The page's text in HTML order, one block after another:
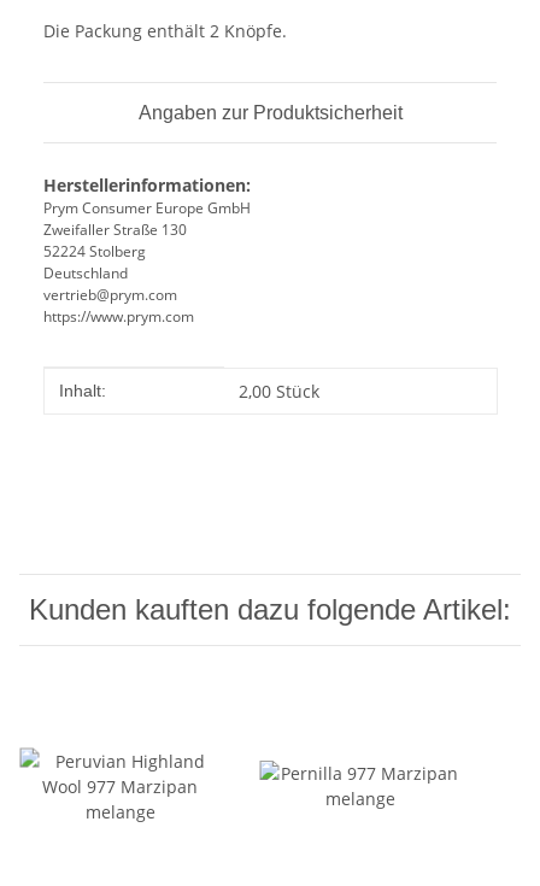
Die Packung enthält 2 Knöpfe.
Angaben zur Produktsicherheit
Herstellerinformationen:
Prym Consumer Europe GmbH
Zweifaller Straße 130
52224 Stolberg
Deutschland
vertrieb@prym.com
https://www.prym.com
Produkteigenschaft
Wert
Inhalt: 2,00 Stück
Kunden kauften dazu folgende Artikel: